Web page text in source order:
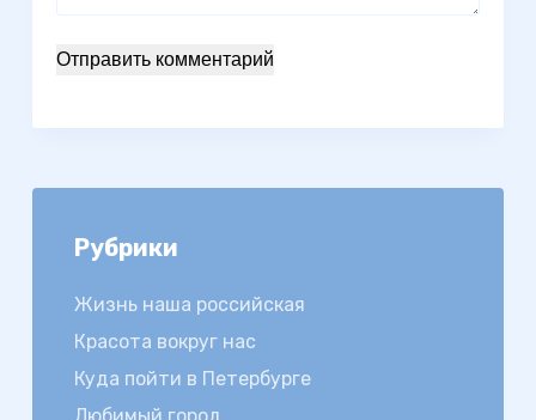
Отправить комментарий
Рубрики
Жизнь наша российская
Красота вокруг нас
Куда пойти в Петербурге
Любимый город